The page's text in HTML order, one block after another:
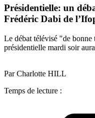
Présidentielle: un
Frédéric Dabi de
Le débat télévisé "de bonne
présidentielle mardi soir
Par Charlotte HILL
Temps de lecture :